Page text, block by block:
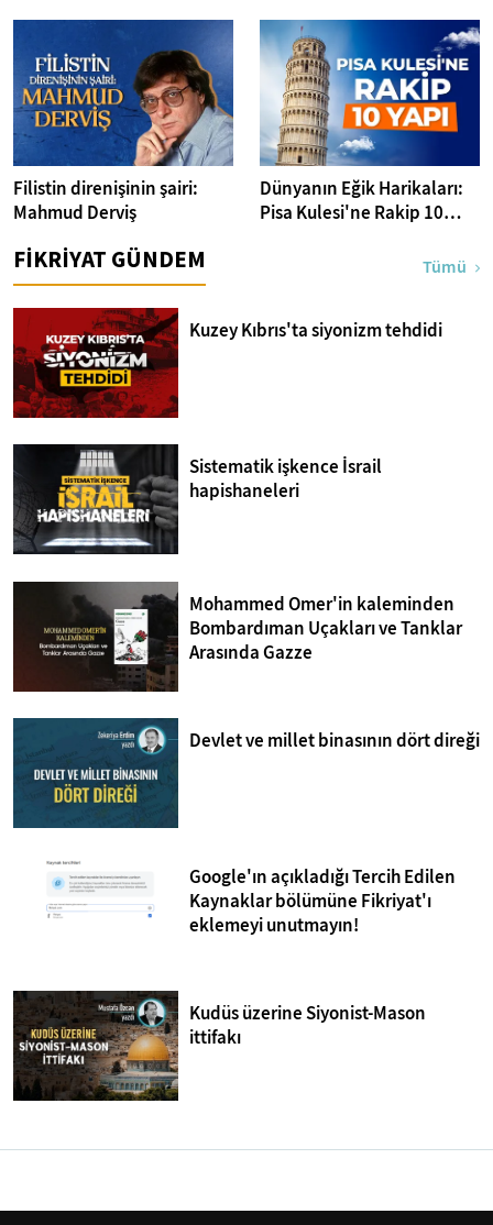
Filistin direnişinin şairi:
Mahmud Derviş
Dünyanın Eğik Harikaları:
Pisa Kulesi'ne Rakip 10
FİKRİYAT GÜNDEM Tümü
Kuzey Kıbrıs'ta siyonizm tehdidi
Sistematik işkence İsrail
hapishaneleri
Mohammed Omer'in kaleminden
Bombardıman Uçakları ve Tanklar
Arasında Gazze
Devlet ve millet binasının dört direği
Google'ın açıkladığı Tercih Edilen
Kaynaklar bölümüne Fikriyat'ı
eklemeyi unutmayın!
Kudüs üzerine Siyonist-Mason
ittifakı